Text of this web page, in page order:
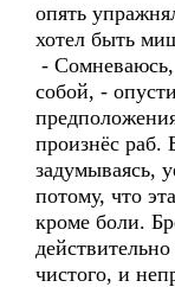
опять
хотел быть
-
собой, -
произнёс раб.
задумываясь,
потому, что
кроме боли.
чистого, и